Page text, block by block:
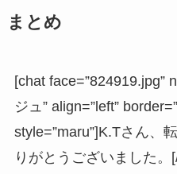
まとめ
[chat face=”824919.jpg”
ジュ” align=”left”
style=”maru”]K.Tさん、
りがとうございました